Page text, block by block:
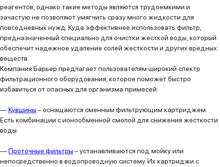
реагентов, однако такие методы являются трудоемкими и
зачастую не позволяют умягчить сразу много жидкости для
повседневных нужд. Куда эффективнее использовать фильтр,
предназначенный специально для очистки жесткой воды, который
обеспечит надежное удаление солей жесткости и других вредных
веществ.
Компания Барьер предлагает пользователям широкий спектр
фильтрационного оборудования, которое поможет быстро
избавиться от опасных для организма примесей:
—Кувшины – оснащаются сменным фильтрующим картриджем.
Есть комбинации с ионообменной смолой для снижения жесткости
воды.
—Проточные фильтры – устанавливаются под мойку или
непосредственно в водопроводную систему. Их картриджи с